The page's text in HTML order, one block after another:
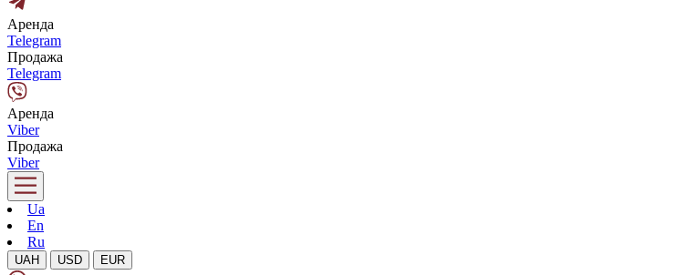
Аренда
Telegram
Продажа
Telegram
Аренда
Viber
Продажа
Viber
Ua
En
Ru
UAH USD EUR